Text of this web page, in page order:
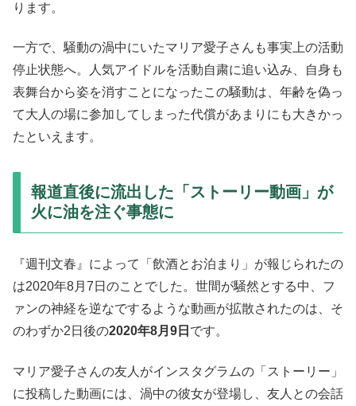
ります。
一方で、騒動の渦中にいたマリア愛子さんも事実上の活動
停止状態へ。人気アイドルを活動自粛に追い込み、自身も
表舞台から姿を消すことになったこの騒動は、年齢を偽っ
て大人の場に参加してしまった代償があまりにも大きかっ
たといえます。
報道直後に流出した「ストーリー動画」が
火に油を注ぐ事態に
『週刊文春』によって「飲酒とお泊まり」が報じられたの
は2020年8月7日のことでした。世間が騒然とする中、フ
ァンの神経を逆なでするような動画が拡散されたのは、そ
のわずか2日後の2020年8月9日 です。
マリア愛子さんの友人がインスタグラムの「ストーリー」
に投稿した動画には、渦中の彼女が登場し、友人との会話